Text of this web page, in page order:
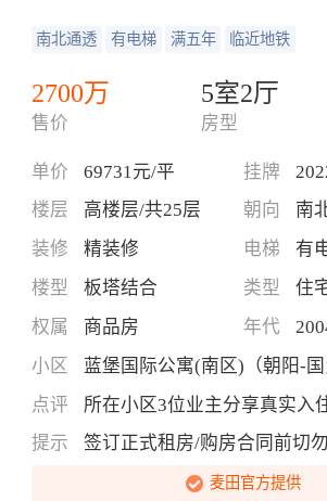
南北通透 有电梯 满五年 临近地铁
2700万
售价
5室2厅
房型
单价 69731元/平 挂牌
楼层
高楼层/共25层 朝向
南
装修
精装修 电梯
有
楼型
板塔结合 类型
住
权属
商品房 年代
小区
蓝堡国际公寓(南区)（朝阳-国
点评
所在小区3位业主分享真实入
提示
签订正式租房/购房合同前切
麦田官方提供